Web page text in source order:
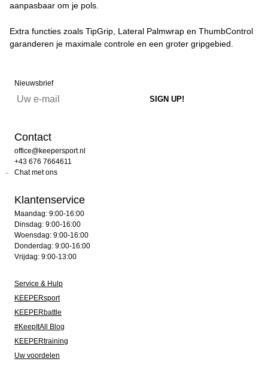
aanpasbaar om je pols.
Extra functies zoals TipGrip, Lateral Palmwrap en ThumbControl
garanderen je maximale controle en een groter gripgebied.
Nieuwsbrief
Contact
office@keepersport.nl
+43 676 7664611
Chat met ons
Klantenservice
Maandag: 9:00-16:00
Dinsdag: 9:00-16:00
Woensdag: 9:00-16:00
Donderdag: 9:00-16:00
Vrijdag: 9:00-13:00
Service & Hulp
KEEPERsport
KEEPERbattle
#KeepItAll Blog
KEEPERtraining
Uw voordelen